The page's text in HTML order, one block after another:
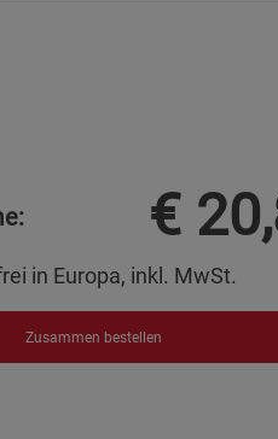
€
in Europa, inkl. MwSt.
Zusammen bestellen